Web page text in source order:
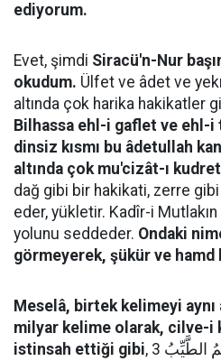
ediyorum.
Evet, şimdi Siracü'n-Nur
okudum. Ülfet ve âdet ve
altında çok harika hakikatler
Bilhassa ehl-i gaflet ve ehl-
dinsiz kısmı bu âdetullah
altında çok mu'cizât-ı
dağ gibi bir hakikati, zerre
eder, yükletir. Kadîr-i
yolunu seddeder. Ondaki
görmeyerek, şükür ve hamd
Meselâ, birtek kelimeyi
milyar kelime olarak, cilve-i
istinsah ettiği gibi, إِلَيْهِ يَصْعَدُ الْكَلِمُ الطَّيِّبُ 3 âyetinin